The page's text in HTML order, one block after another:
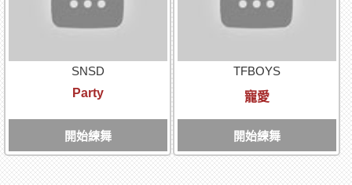
SNSD
Party
開始練舞
TFBOYS
寵愛
開始練舞